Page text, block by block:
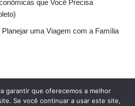
que Você Precisa
uma Viagem com a Família
conosco
Política de Privacidade
Glossário Blog
garantir que oferecemos a melhor
Se você continuar a usar este site,